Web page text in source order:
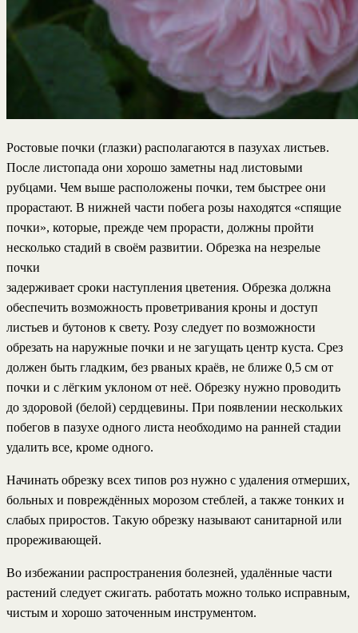
Ростовые почки (глазки) располагаются в пазухах листьев.
После листопада они хорошо заметны над листовыми
рубцами. Чем выше расположены почки, тем быстрее они
прорастают. В нижней части побега розы находятся «спящие
почки», которые, прежде чем прорасти, должны пройти
несколько стадий в своём развитии. Обрезка на незрелые
почки
задерживает сроки наступления цветения. Обрезка должна
обеспечить возможность проветривания кроны и доступ
листьев и бутонов к свету. Розу следует по возможности
обрезать на наружные почки и не загущать центр куста. Срез
должен быть гладким, без рваных краёв, не ближе 0,5 см от
почки и с лёгким уклоном от неё. Обрезку нужно проводить
до здоровой (белой) сердцевины. При появлении нескольких
побегов в пазухе одного листа необходимо на ранней стадии
удалить все, кроме одного.
Начинать обрезку всех типов роз нужно с удаления отмерших,
больных и повреждённых морозом стеблей, а также тонких и
слабых приростов. Такую обрезку называют санитарной или
прореживающей.
Во избежании распространения болезней, удалённые части
растений следует сжигать. работать можно только исправным,
чистым и хорошо заточенным инструментом.